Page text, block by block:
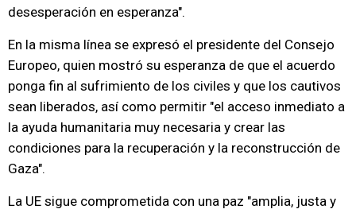
desesperación en esperanza".
En la misma línea se expresó el presidente del Consejo
Europeo, quien mostró su esperanza de que el acuerdo
ponga fin al sufrimiento de los civiles y que los cautivos
sean liberados, así como permitir "el acceso inmediato a
la ayuda humanitaria muy necesaria y crear las
condiciones para la recuperación y la reconstrucción de
Gaza".
La UE sigue comprometida con una paz "amplia, justa y